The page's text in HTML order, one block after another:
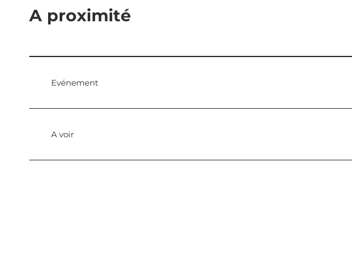
A proximité
Evénement
A voir